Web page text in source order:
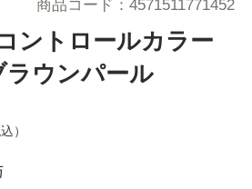
ントロールカラー
ウンパール
）
商品コード 4571511771452